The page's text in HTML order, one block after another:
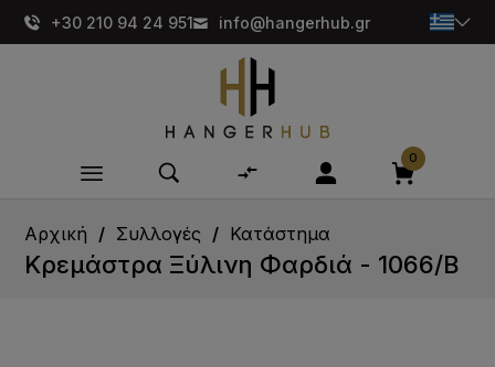
+30 210 94 24 951 info@hangerhub.gr
0
Αρχική Συλλογές Κατάστημα
Κρεμάστρα Ξύλινη Φαρδιά - 1066/Β